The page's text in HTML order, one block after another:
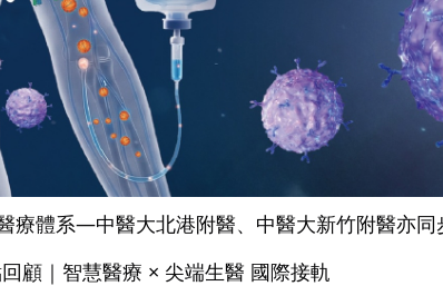
療體系—中醫大北港附醫、中醫大新竹附醫亦同
顧｜智慧醫療 × 尖端生醫 國際接軌